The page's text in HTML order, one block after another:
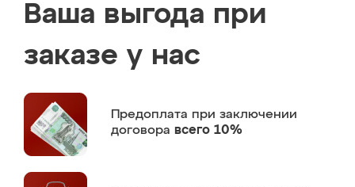
Ваша выгода при
заказе у нас
Предоплата при заключении
договора всего 10%